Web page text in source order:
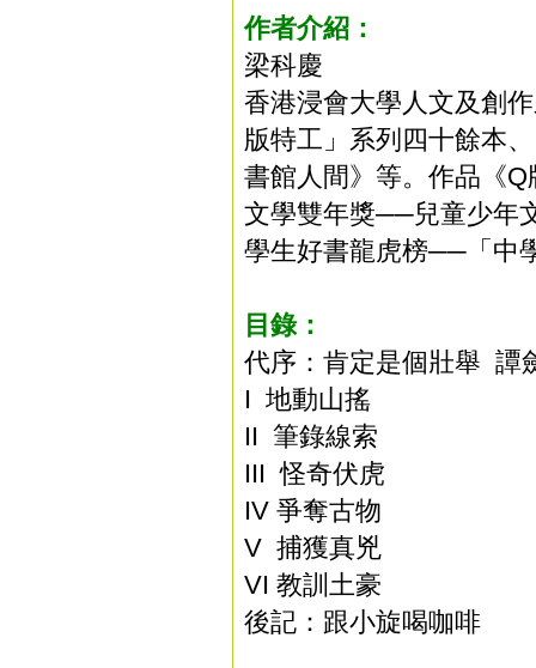
作者介紹：
梁科慶
香港浸會大學人文及創
版特工」系列四十餘本
書館人間》等。作品《
文學雙年獎──兒童少年
學生好書龍虎榜──「中
目錄：
代序：肯定是個壯舉 譚
I 地動山搖
II 筆錄線索
III 怪奇伏虎
IV 爭奪古物
V 捕獲真兇
VI 教訓土豪
後記：跟小旋喝咖啡